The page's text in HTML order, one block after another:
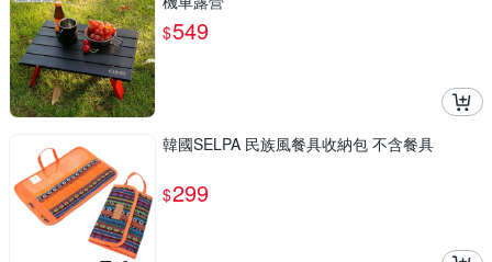
$549
韓國SELPA 民族風餐具收納包 不含餐具
$299